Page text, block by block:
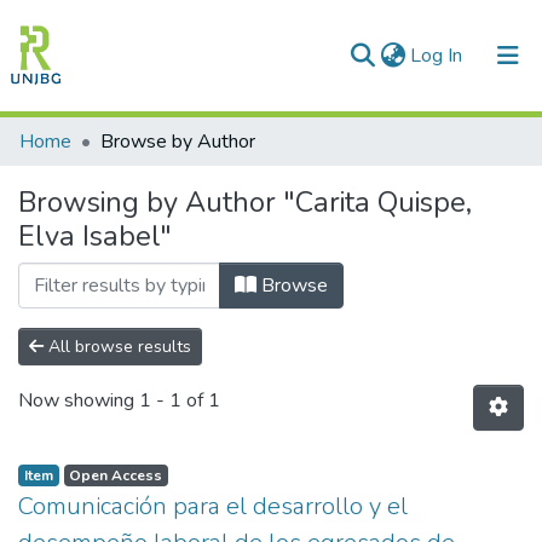
Log In (current)
Communities & Collections
All of DSpace
Enviar tesis
Home Browse by Author
Browsing by Author "Carita Quispe,
Elva Isabel"
Browse
All browse results
Now showing 1 - 1 of 1
Item Open Access
Comunicación para el desarrollo y el